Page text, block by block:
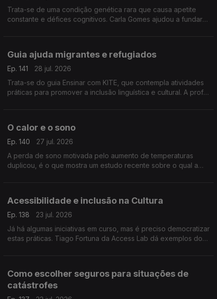
Trata-se de uma condição genética rara que causa apetite
constante e défices cognitivos. Carla Gomes ajudou a fundar
Guia ajuda migrantes e refugiados
Ep. 141
28 jul. 2026
Trata-se do guia Ensinar com KITE, que contempla atividades
práticas para promover a inclusão linguística e cultural. A prof
O calor e o sono
Ep. 140
27 jul. 2026
A perda de sono motivada pelo aumento de temperaturas
duplicou, é o que mostra um estudo recente sobre o qual a
Acessibilidade e inclusão na Cultura
Ep. 138
23 jul. 2026
Já há algumas iniciativas em curso, mas é preciso democratizar
estas práticas. Tiago Fortuna da Access Lab dá exemplos do
Como escolher seguros para situações de
catástrofes